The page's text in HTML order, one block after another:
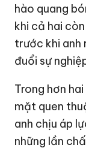
hào quang
khi cả hai
trước khi anh
đuổi sự
Trong hơn
mặt quen
anh chịu áp
những lần